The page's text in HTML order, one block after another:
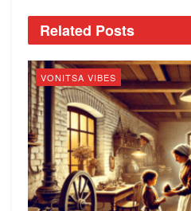
Related Posts
VONITSA VIBES